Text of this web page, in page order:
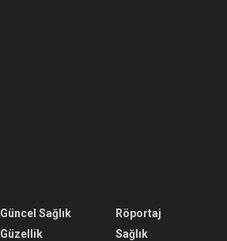
Güncel Sağlık
Güzellik
Röportaj
Sağlık